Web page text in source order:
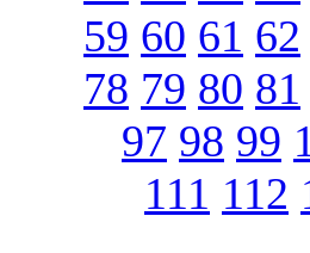
59 60 61 62
78 79 80 81
97 98 99
111 112